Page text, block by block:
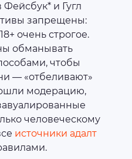
и Гугл
запрещены:
очень строгое.
обманывать
чтобы
— «отбеливают»‎
модерацию,
человеческому
источники адалт